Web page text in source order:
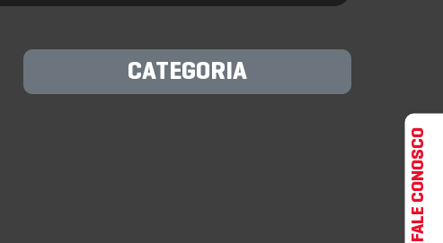
CATEGORIA
FALE CONOSCO